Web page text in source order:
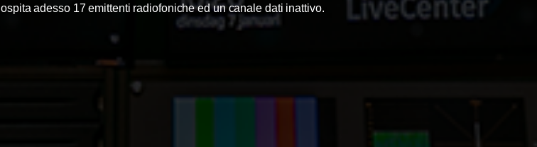
ospita adesso 17 emittenti radiofoniche ed un canale dati inattivo.